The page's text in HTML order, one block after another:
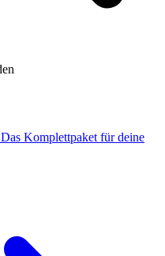
Das Komplettpaket für deine